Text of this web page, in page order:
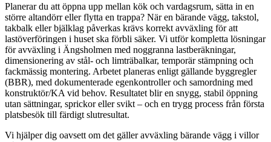
Planerar du att öppna upp mellan kök och vardagsrum, sätta in en
större altandörr eller flytta en trappa? När en bärande vägg, takstol,
takbalk eller bjälklag påverkas krävs korrekt avväxling för att
lastöverföringen i huset ska förbli säker. Vi utför kompletta lösningar
för avväxling i Ängsholmen med noggranna lastberäkningar,
dimensionering av stål- och limträbalkar, temporär stämpning och
fackmässig montering. Arbetet planeras enligt gällande byggregler
(BBR), med dokumenterade egenkontroller och samordning med
konstruktör/KA vid behov. Resultatet blir en snygg, stabil öppning
utan sättningar, sprickor eller svikt – och en trygg process från första
platsbesök till färdigt slutresultat.
Vi hjälper dig oavsett om det gäller avväxling bärande vägg i villor